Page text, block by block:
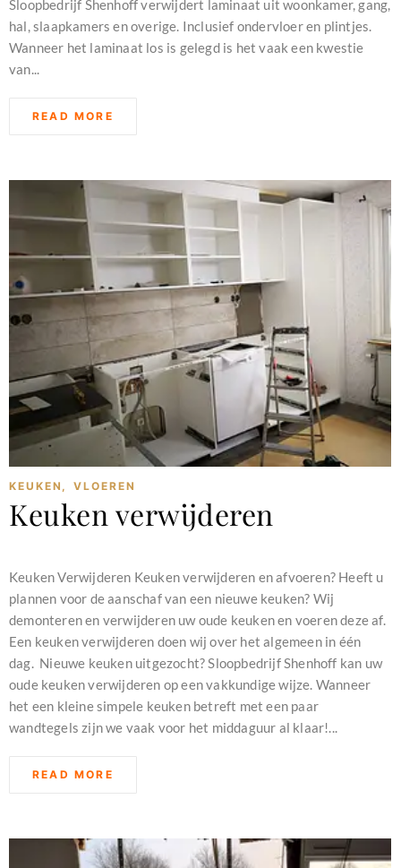
Sloopbedrijf Shenhoff verwijdert laminaat uit woonkamer, gang,
hal, slaapkamers en overige. Inclusief ondervloer en plintjes.
Wanneer het laminaat los is gelegd is het vaak een kwestie
van...
READ MORE
KEUKEN , VLOEREN
Keuken verwijderen
Keuken Verwijderen Keuken verwijderen en afvoeren? Heeft u
plannen voor de aanschaf van een nieuwe keuken? Wij
demonteren en verwijderen uw oude keuken en voeren deze af.
Een keuken verwijderen doen wij over het algemeen in één
dag. Nieuwe keuken uitgezocht? Sloopbedrijf Shenhoff kan uw
oude keuken verwijderen op een vakkundige wijze. Wanneer
het een kleine simpele keuken betreft met een paar
wandtegels zijn we vaak voor het middaguur al klaar!...
READ MORE